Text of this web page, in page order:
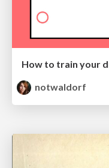
How to train your
notwaldorf